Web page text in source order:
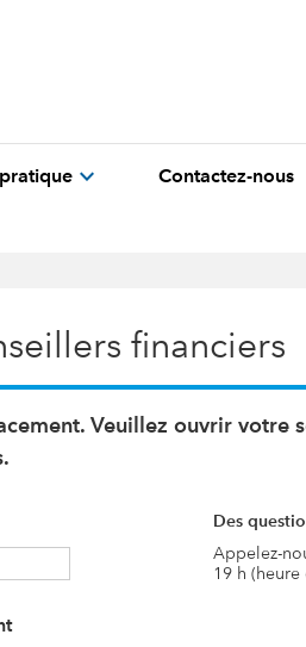
expand_more Contactez-nous
financiers
Veuillez ouvrir votre
Des
Appelez-
19 h (heure